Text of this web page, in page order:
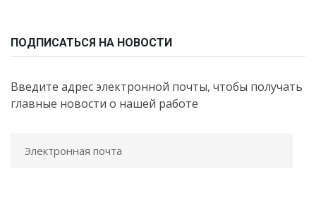
ПОДПИСАТЬСЯ НА НОВОСТИ
Введите адрес электронной почты, чтобы получать
главные новости о нашей работе